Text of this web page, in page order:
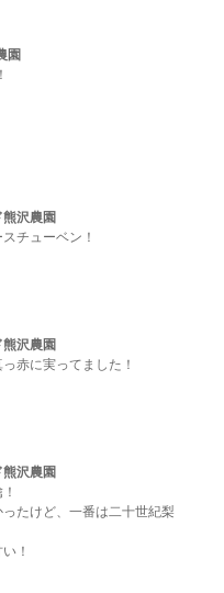
園
沢農園
チューベン！
沢農園
赤に実ってました！
沢農園
ったけど、一番は二十世紀梨
！